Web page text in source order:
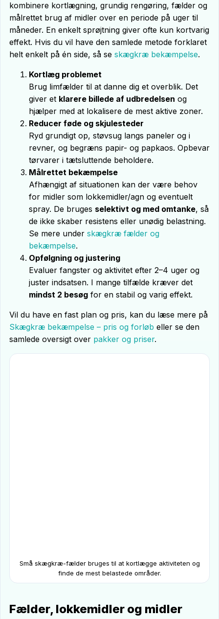
kombinere kortlægning, grundig rengøring, fælder og
målrettet brug af midler over en periode på uger til
måneder. En enkelt sprøjtning giver ofte kun kortvarig
effekt. Hvis du vil have den samlede metode forklaret
helt enkelt på én side, så se skægkræ bekæmpelse.
Kortlæg problemet
Brug limfælder til at danne dig et overblik. Det
giver et klarere billede af udbredelsen og
hjælper med at lokalisere de mest aktive zoner.
Reducer føde og skjulesteder
Ryd grundigt op, støvsug langs paneler og i
revner, og begræns papir- og papkaos. Opbevar
tørvarer i tætsluttende beholdere.
Målrettet bekæmpelse
Afhængigt af situationen kan der være behov
for midler som lokkemidler/agn og eventuelt
spray. De bruges selektivt og med omtanke, så
de ikke skaber resistens eller unødig belastning.
Se mere under skægkræ fælder og
bekæmpelse.
Opfølgning og justering
Evaluer fangster og aktivitet efter 2–4 uger og
juster indsatsen. I mange tilfælde kræver det
mindst 2 besøg for en stabil og varig effekt.
Vil du have en fast plan og pris, kan du læse mere på
Skægkræ bekæmpelse – pris og forløb eller se den
samlede oversigt over pakker og priser.
Små skægkræ-fælder bruges til at kortlægge aktiviteten og
finde de mest belastede områder.
Fælder, lokkemidler og midler